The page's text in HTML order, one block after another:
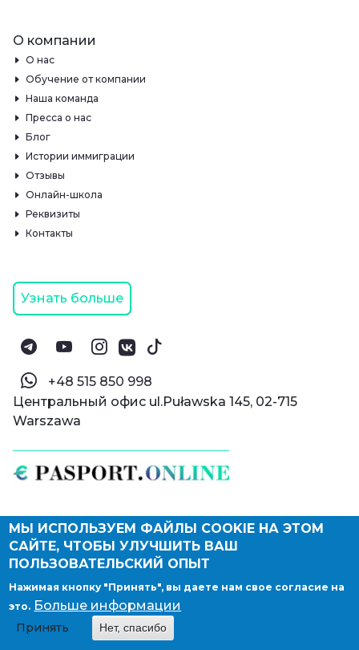
© Паспорт Онлайн 2019—2026
Политика конфиденциальности
Оферта и конфиденциальность:РФ
Правовые документы
Депонирование логотипа компании
О компании
О нас
Обучение от компании
Наша команда
Пресса о нас
Блог
Истории иммиграции
Отзывы
Онлайн-школа
Реквизиты
Контакты
Узнать больше
‪+48 515 850 998‬
Центральный офис ul.Puławska 145, 02-715
Warszawa
МЫ ИСПОЛЬЗУЕМ ФАЙЛЫ COOKIE НА ЭТОМ
САЙТЕ, ЧТОБЫ УЛУЧШИТЬ ВАШ
ПОЛЬЗОВАТЕЛЬСКИЙ ОПЫТ
Нажимая кнопку "Принять", вы даете нам свое согласие на
это. Больше информации
Принять Нет, спасибо